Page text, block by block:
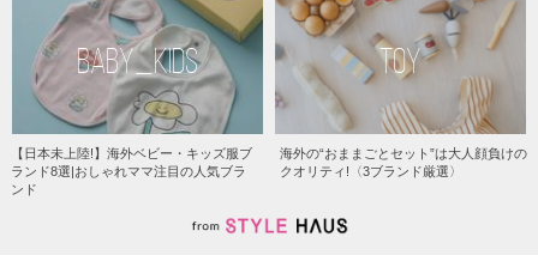
BABY_KIDS
【日本未上陸!】海外ベビー・キッズ服ブ
ランド8選|おしゃれママ注目の人気ブラ
ンド
TOY
海外の“おままごとセット”は大人顔負けの
クオリティ!〈3ブランド厳選〉